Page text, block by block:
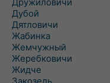
Дубой
Дятловичи
Жабинка
Жемчужный
Жеребковичи
Жидче